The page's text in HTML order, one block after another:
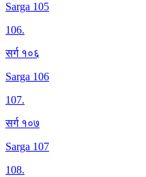
Sarga 105
106.
सर्ग १०६
Sarga 106
107.
सर्ग १०७
Sarga 107
108.